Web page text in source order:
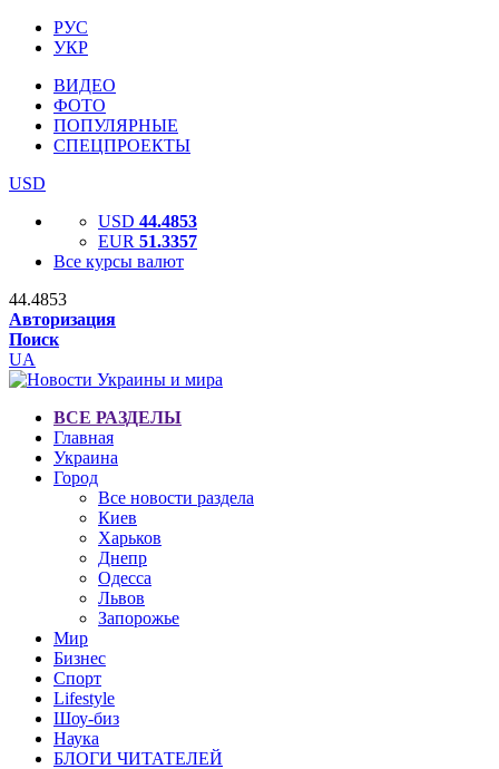
РУС
УКР
ВИДЕО
ФОТО
ПОПУЛЯРНЫЕ
СПЕЦПРОЕКТЫ
USD
USD 44.4853
EUR 51.3357
Все курсы валют
44.4853
Авторизация
Поиск
UA
ВСЕ РАЗДЕЛЫ
Главная
Украина
Город
Все новости раздела
Киев
Харьков
Днепр
Одесса
Львов
Запорожье
Мир
Бизнес
Спорт
Lifestyle
Шоу-биз
Наука
БЛОГИ ЧИТАТЕЛЕЙ